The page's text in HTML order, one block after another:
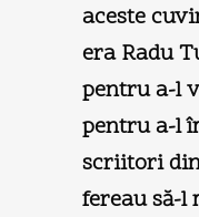
aceste
era Radu
pentru a-l
pentru a-l
scriitori
fereau să-l